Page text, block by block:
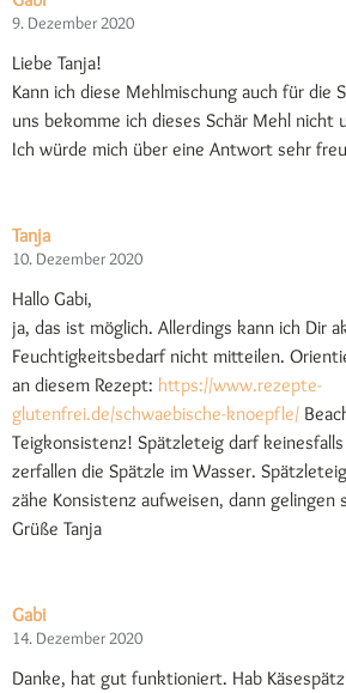
9. Dezember 2020
Liebe Tanja!
Kann ich diese Mehlmischung auch für die
uns bekomme ich dieses Schär Mehl nicht
Ich würde mich über eine Antwort sehr
Tanja
10. Dezember 2020
Hallo Gabi,
ja, das ist möglich. Allerdings kann ich Dir
Feuchtigkeitsbedarf nicht mitteilen.
an diesem Rezept: https://www.rezepte-
glutenfrei.de/schwaebische-knoepfle/
Teigkonsistenz! Spätzleteig darf
zerfallen die Spätzle im Wasser.
zähe Konsistenz aufweisen, dann gelingen
Grüße Tanja
Gabi
14. Dezember 2020
Danke, hat gut funktioniert. Hab